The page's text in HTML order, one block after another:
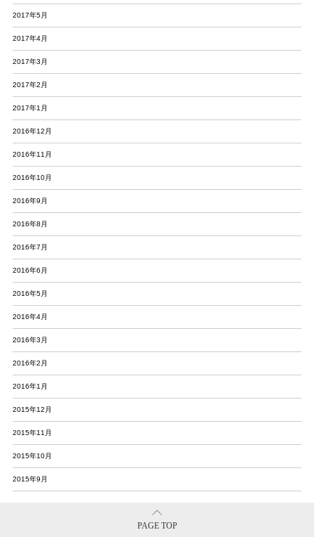
2017年5月
2017年4月
2017年3月
2017年2月
2017年1月
2016年12月
2016年11月
2016年10月
2016年9月
2016年8月
2016年7月
2016年6月
2016年5月
2016年4月
2016年3月
2016年2月
2016年1月
2015年12月
2015年11月
2015年10月
2015年9月
PAGE TOP